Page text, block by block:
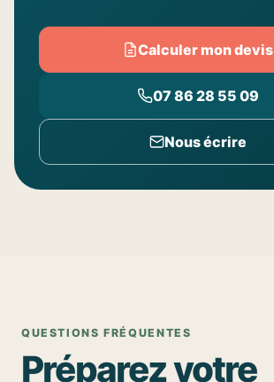
Calculer mon devis
07 86 28 55 09
Nous écrire
QUESTIONS FRÉQUENTES
Préparez votre